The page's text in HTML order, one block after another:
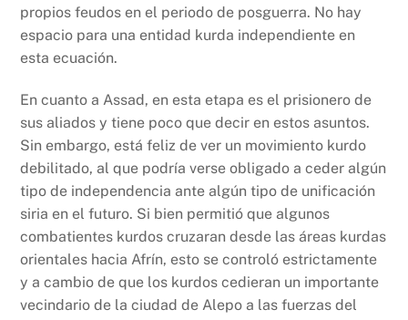
propios feudos en el periodo de posguerra. No hay
espacio para una entidad kurda independiente en
esta ecuación.
En cuanto a Assad, en esta etapa es el prisionero de
sus aliados y tiene poco que decir en estos asuntos.
Sin embargo, está feliz de ver un movimiento kurdo
debilitado, al que podría verse obligado a ceder algún
tipo de independencia ante algún tipo de unificación
siria en el futuro. Si bien permitió que algunos
combatientes kurdos cruzaran desde las áreas kurdas
orientales hacia Afrín, esto se controló estrictamente
y a cambio de que los kurdos cedieran un importante
vecindario de la ciudad de Alepo a las fuerzas del